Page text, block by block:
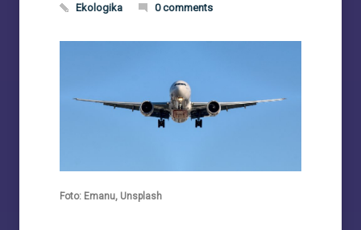
Ekologika
0 comments
Foto: Emanu, Unsplash